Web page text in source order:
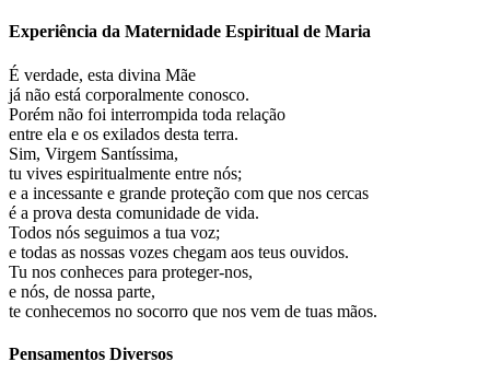
Experiência da Maternidade Espiritual de Maria
É verdade, esta divina Mãe
já não está corporalmente conosco.
Porém não foi interrompida toda relação
entre ela e os exilados desta terra.
Sim, Virgem Santíssima,
tu vives espiritualmente entre nós;
e a incessante e grande proteção com que nos cercas
é a prova desta comunidade de vida.
Todos nós seguimos a tua voz;
e todas as nossas vozes chegam aos teus ouvidos.
Tu nos conheces para proteger-nos,
e nós, de nossa parte,
te conhecemos no socorro que nos vem de tuas mãos.
Pensamentos Diversos